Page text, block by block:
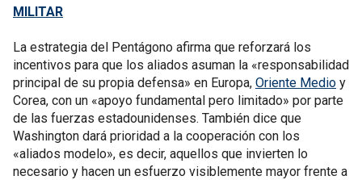
MILITAR
La estrategia del Pentágono afirma que reforzará los
incentivos para que los aliados asuman la «responsabilidad
principal de su propia defensa» en Europa, Oriente Medio y
Corea, con un «apoyo fundamental pero limitado» por parte
de las fuerzas estadounidenses. También dice que
Washington dará prioridad a la cooperación con los
«aliados modelo», es decir, aquellos que invierten lo
necesario y hacen un esfuerzo visiblemente mayor frente a